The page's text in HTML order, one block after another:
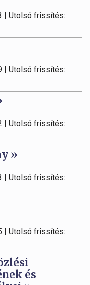
| Utolsó frissítés:
| Utolsó frissítés:
| Utolsó frissítés:
»
| Utolsó frissítés:
| Utolsó frissítés:
és